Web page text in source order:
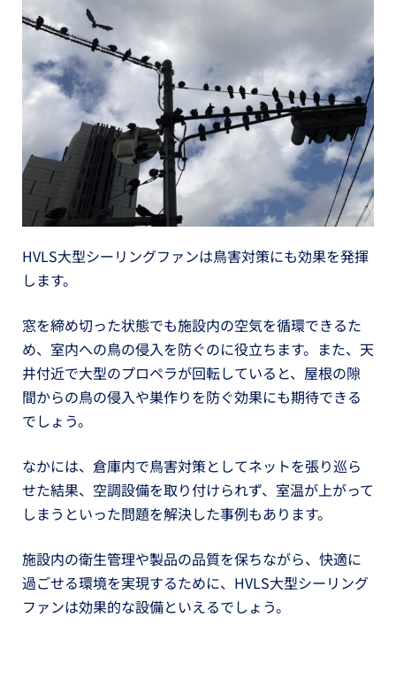
HVLS大型シーリングファンは鳥害対策にも効果を発揮
します。
窓を締め切った状態でも施設内の空気を循環できるた
め、室内への鳥の侵入を防ぐのに役立ちます。また、天
井付近で大型のプロペラが回転していると、屋根の隙
間からの鳥の侵入や巣作りを防ぐ効果にも期待できる
でしょう。
なかには、倉庫内で鳥害対策としてネットを張り巡ら
せた結果、空調設備を取り付けられず、室温が上がって
しまうといった問題を解決した事例もあります。
施設内の衛生管理や製品の品質を保ちながら、快適に
過ごせる環境を実現するために、HVLS大型シーリング
ファンは効果的な設備といえるでしょう。